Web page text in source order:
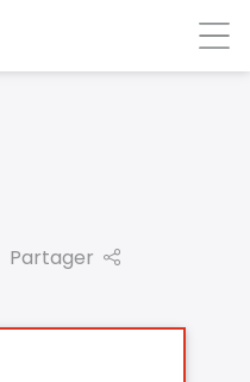
Partager